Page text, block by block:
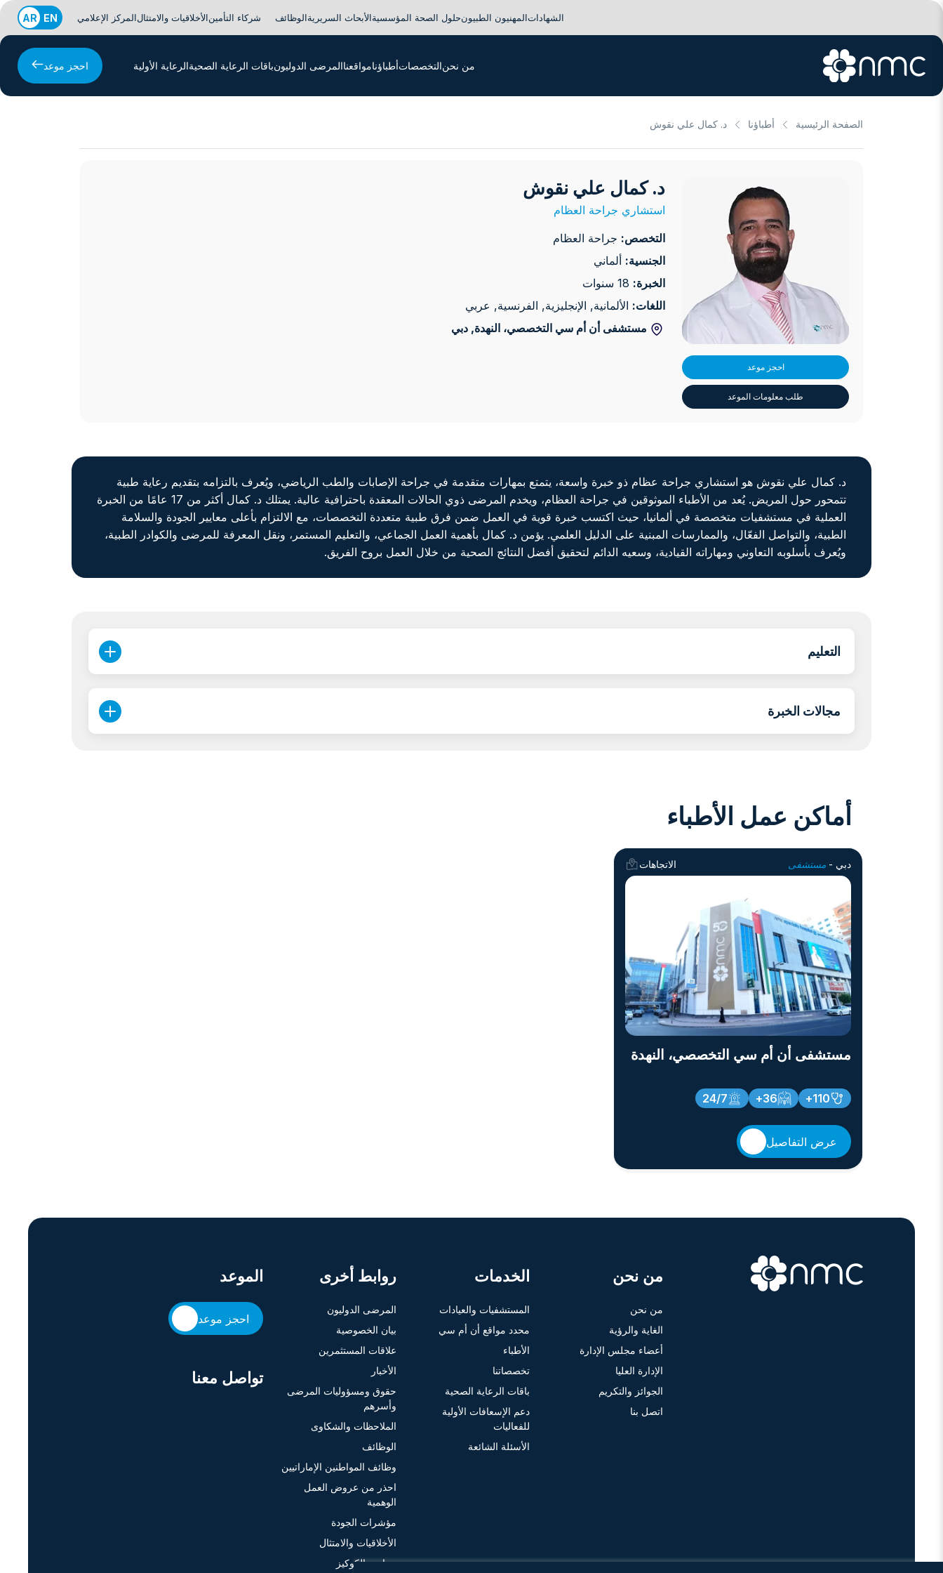
الشهاداتالمهنيون الطبيونحلول الصحة المؤسسيةالأبحاث السريريةالوظائف شركاء التأمينالأخلاقيات والامتثالالمركز الإعلامي EN
AR
من نحنالتخصصاتأطباؤنامواقعناالمرضى الدوليونباقات الرعاية الصحيةالرعاية الأولية احجز موعد
الصفحة الرئيسية أطباؤنا د. كمال علي نقوش
احجز موعد
طلب معلومات الموعد
د. كمال علي نقوش
استشاري جراحة العظام
التخصص: جراحة العظام
الجنسية: ألماني
الخبرة:
اللغات: الألمانية, الإنجليزية, الفرنسية, عربي
مستشفى أن أم سي التخصصي، النهدة, دبي
د. كمال علي نقوش هو استشاري جراحة عظام ذو خبرة واسعة، يتمتع بمهارات متقدمة في جراحة الإصابات والطب الرياضي، ويُعرف بالتزامه بتقديم رعاية طبية
تتمحور حول المريض. يُعد من الأطباء الموثوقين في جراحة العظام، ويخدم المرضى ذوي الحالات المعقدة باحترافية عالية.
يمتلك د. كمال أكثر من 17 عامًا من الخبرة
العملية في مستشفيات متخصصة في ألمانيا، حيث اكتسب خبرة قوية في العمل ضمن فرق طبية متعددة التخصصات، مع الالتزام بأعلى معايير الجودة والسلامة
الطبية، والتواصل الفعّال، والممارسات المبنية على الدليل العلمي. يؤمن د. كمال بأهمية العمل الجماعي، والتعليم المستمر، ونقل المعرفة للمرضى والكوادر الطبية،
ويُعرف بأسلوبه التعاوني ومهاراته القيادية، وسعيه الدائم لتحقيق أفضل النتائج الصحية من خلال العمل بروح الفريق.
التعليم
مجالات الخبرة
أماكن عمل الأطباء
دبي - مستشفى الاتجاهات
مستشفى أن أم سي التخصصي، النهدة
110+
36+
24/7
عرض التفاصيل
من نحن
من نحن
الغاية والرؤية
أعضاء مجلس الإدارة
الإدارة العليا
الجوائز والتكريم
اتصل بنا
الخدمات
المستشفيات والعيادات
محدد مواقع أن أم سي
الأطباء
تخصصاتنا
باقات الرعاية الصحية
دعم الإسعافات الأولية
للفعاليات
الأسئلة الشائعة
روابط أخرى
المرضى الدوليون
بيان الخصوصية
علاقات المستثمرين
الأخبار
حقوق ومسؤوليات المرضى
وأسرهم
الملاحظات والشكاوى
الوظائف
وظائف المواطنين الإماراتيين
احذر من عروض العمل
الوهمية
مؤشرات الجودة
الأخلاقيات والامتثال
سياسة الكوكيز
الموعد
احجز موعد
تواصل معنا